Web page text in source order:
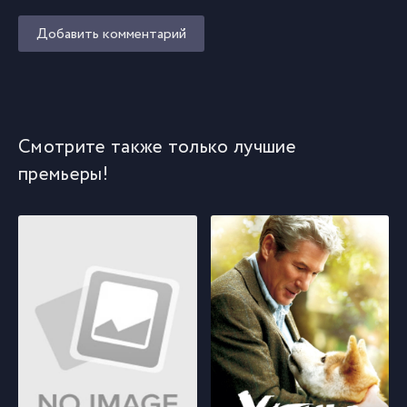
Добавить комментарий
Смотрите также только лучшие
премьеры!